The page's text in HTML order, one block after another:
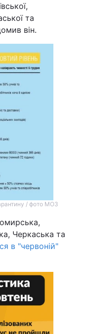
та
він.
/ фото МОЗ
Черкаська та
в "червоній"